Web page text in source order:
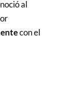
al
con el